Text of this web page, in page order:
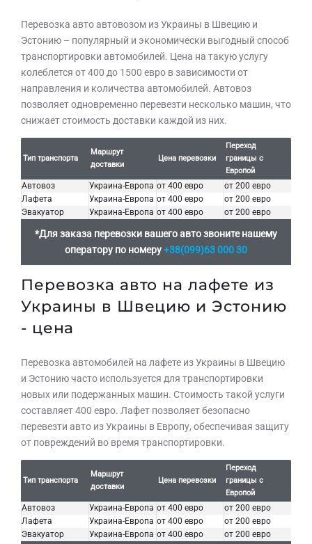
Перевозка авто автовозом из Украины в Швецию и
Эстонию – популярный и экономически выгодный способ
транспортировки автомобилей. Цена на такую ​​услугу
колеблется от 400 до 1500 евро в зависимости от
направления и количества автомобилей. Автовоз
позволяет одновременно перевезти несколько машин, что
снижает стоимость доставки каждой из них.
Тип транспорта
Маршрут
доставки
Цена перевозки
Переход
границы с
Европой
Автовоз Украина-Европа от 400 евро
от 200 евро
Лафета
Украина-Европа от 400 евро
от 200 евро
Эвакуатор
Украина-Европа от 400 евро от 200 евро
*Для заказа перевозки вашего авто звоните нашему
оператору по номеру+38(099)63 000 30
Перевозка авто на лафете из
Украины в Швецию и Эстонию
- цена
Перевозка автомобилей на лафете из Украины в Швецию
и Эстонию часто используется для транспортировки
новых или подержанных машин. Стоимость такой услуги
составляет 400 евро. Лафет позволяет безопасно
перевезти авто из Украины в Европу, обеспечивая защиту
от повреждений во время транспортировки.
Тип транспорта
Маршрут
доставки
Цена перевозки
Переход
границы с
Европой
Автовоз Украина-Европа от 400 евро
от 200 евро
Лафета
Украина-Европа от 400 евро
от 200 евро
Эвакуатор
Украина-Европа от 400 евро от 200 евро
Оставьте заявку на просчет
стоимости услуг с нашим